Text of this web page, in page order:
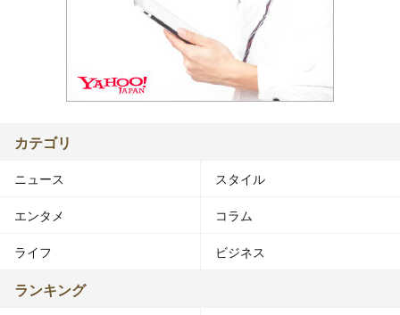
カテゴリ
ニュース スタイル
エンタメ コラム
ライフ ビジネス
ランキング